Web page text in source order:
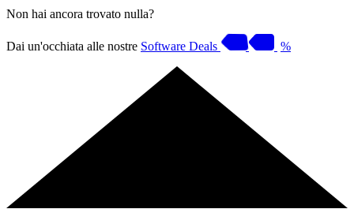
Non hai ancora trovato nulla?
Dai un'occhiata alle nostre Software Deals %